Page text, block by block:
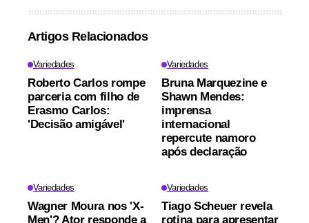
Artigos Relacionados
Variedades
Roberto Carlos rompe
parceria com filho de
Erasmo Carlos:
'Decisão amigável'
Variedades
Bruna Marquezine e
Shawn Mendes:
imprensa
internacional
repercute namoro
após declaração
Variedades
Wagner Moura nos 'X-
Men'? Ator responde a
Variedades
Tiago Scheuer revela
rotina para apresentar